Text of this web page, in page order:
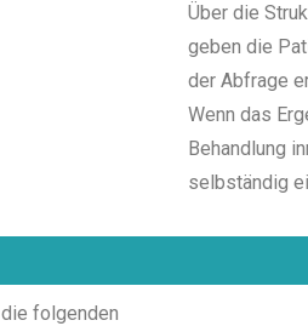
Über die
geben die
der Abfrage
Wenn das
Behandlung
selbständig
folgenden